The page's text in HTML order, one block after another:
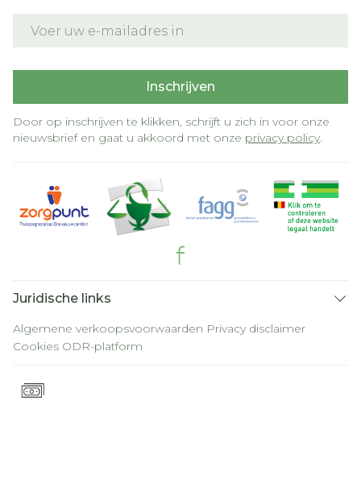
Inschrijven
Door op inschrijven te klikken, schrijft u zich in voor onze
nieuwsbrief en gaat u akkoord met onze privacy policy.
Juridische links
Algemene verkoopsvoorwaarden Privacy disclaimer
Cookies ODR-platform